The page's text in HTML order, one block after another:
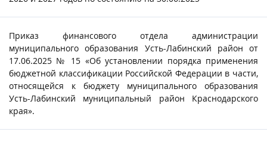
Приказ финансового отдела администрации
муниципального образования Усть-Лабинский район от
17.06.2025 № 15 «Об установлении порядка применения
бюджетной классификации Российской Федерации в части,
относящейся к бюджету муниципального образования
Усть-Лабинский муниципальный район Краснодарского
края».